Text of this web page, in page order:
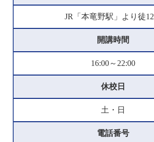
JR「本竜野駅」より徒
開講時間
16:00～22:00
休校日
土・日
電話番号